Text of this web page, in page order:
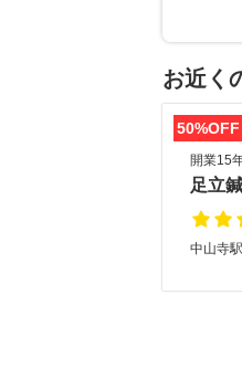
お近く
50%OFF
開業15
足立
中山寺